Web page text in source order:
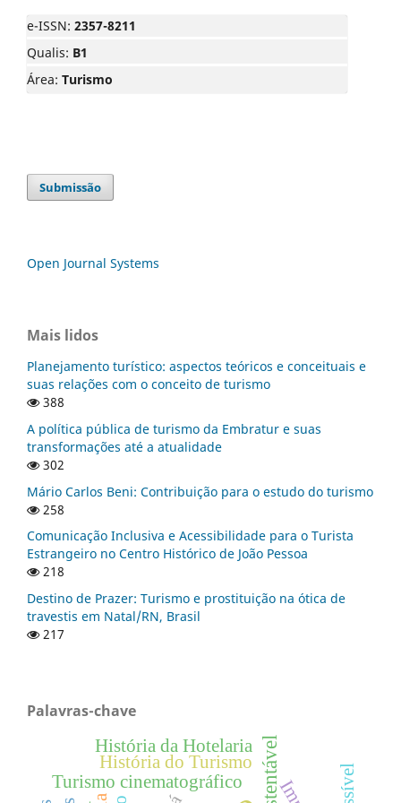
e-ISSN: 2357-8211
Qualis: B1
Área: Turismo
Submissão
Open Journal Systems
Mais lidos
Planejamento turístico: aspectos teóricos e conceituais e
suas relações com o conceito de turismo
388
A política pública de turismo da Embratur e suas
transformações até a atualidade
302
Mário Carlos Beni: Contribuição para o estudo do turismo
258
Comunicação Inclusiva e Acessibilidade para o Turista
Estrangeiro no Centro Histórico de João Pessoa
218
Destino de Prazer: Turismo e prostituição na ótica de
travestis em Natal/RN, Brasil
217
Palavras-chave
Turismo cinematográfico
História do Turismo
História da Hotelaria